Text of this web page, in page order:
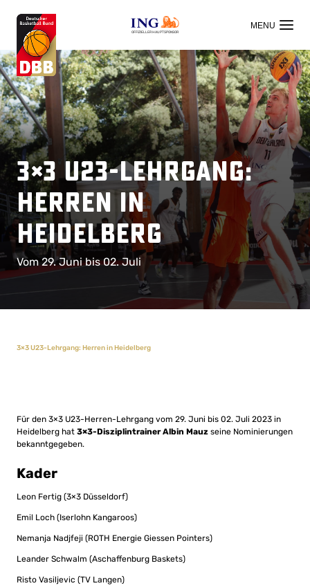
OFFIZIELLER HAUPTSPONSOR
3×3 U23-Lehrgang:
Herren in
Heidelberg
Vom 29. Juni bis 02. Juli
3×3 U23-Lehrgang: Herren in Heidelberg
Für den 3×3 U23-Herren-Lehrgang vom 29. Juni bis 02. Juli 2023 in
Heidelberg hat 3×3-Disziplintrainer Albin Mauz seine Nominierungen
bekanntgegeben.
Kader
Leon Fertig (3×3 Düsseldorf)
Emil Loch (Iserlohn Kangaroos)
Nemanja Nadjfeji (ROTH Energie Giessen Pointers)
Leander Schwalm (Aschaffenburg Baskets)
Risto Vasiljevic (TV Langen)